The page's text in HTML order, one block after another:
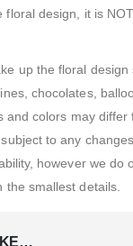
floral design, it is
up the floral design
chocolates,
and colors may differ
to any
however we do
the smallest details.